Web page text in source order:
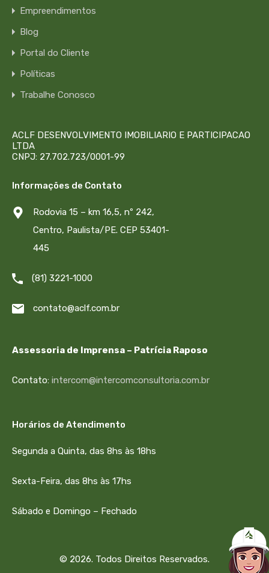
Empreendimentos
Blog
Portal do Cliente
Políticas
Trabalhe Conosco
ACLF DESENVOLVIMENTO IMOBILIARIO E PARTICIPACAO
LTDA
CNPJ: 27.702.723/0001-99
Informações de Contato
Rodovia 15 – km 16,5, nº 242,
Centro, Paulista/PE. CEP 53401-
445
(81) 3221-1000
contato@aclf.com.br
Assessoria de Imprensa – Patrícia Raposo
Contato: intercom@intercomconsultoria.com.br
Horários de Atendimento
Segunda a Quinta, das 8hs às 18hs
Sexta-Feira, das 8hs às 17hs
Sábado e Domingo – Fechado
© 2026. Todos Direitos Reservados.